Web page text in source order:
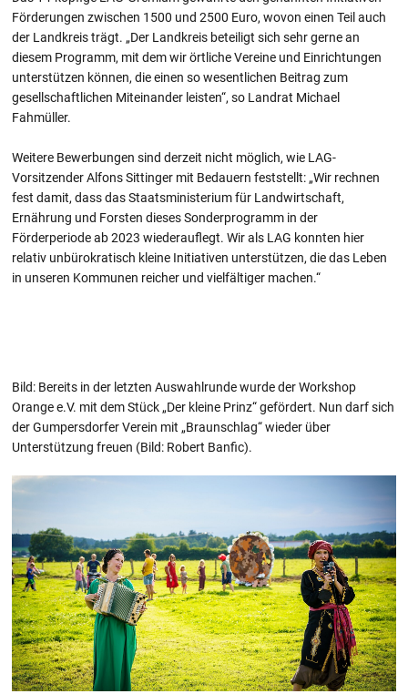
Förderungen zwischen 1500 und 2500 Euro, wovon einen Teil auch
der Landkreis trägt. „Der Landkreis beteiligt sich sehr gerne an
diesem Programm, mit dem wir örtliche Vereine und Einrichtungen
unterstützen können, die einen so wesentlichen Beitrag zum
gesellschaftlichen Miteinander leisten“, so Landrat Michael
Fahmüller.
Weitere Bewerbungen sind derzeit nicht möglich, wie LAG-
Vorsitzender Alfons Sittinger mit Bedauern feststellt: „Wir rechnen
fest damit, dass das Staatsministerium für Landwirtschaft,
Ernährung und Forsten dieses Sonderprogramm in der
Förderperiode ab 2023 wiederauflegt. Wir als LAG konnten hier
relativ unbürokratisch kleine Initiativen unterstützen, die das Leben
in unseren Kommunen reicher und vielfältiger machen.“
Bild: Bereits in der letzten Auswahlrunde wurde der Workshop
Orange e.V. mit dem Stück „Der kleine Prinz“ gefördert. Nun darf sich
der Gumpersdorfer Verein mit „Braunschlag“ wieder über
Unterstützung freuen (Bild: Robert Banfic).